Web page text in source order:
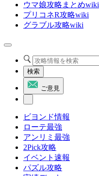
ウマ娘攻略まとめwiki
プリコネR攻略wiki
グラブル攻略wiki
検索
ご意見
ビヨンド情報
ローテ最強
アンリミ最強
2Pick攻略
イベント速報
パズル攻略